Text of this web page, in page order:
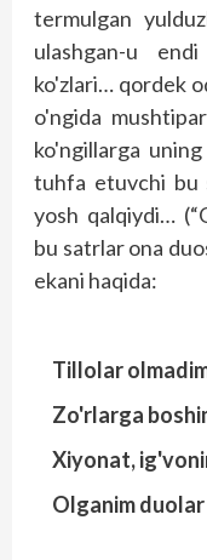
termulgan
ulashgan-u
ko'zlari… qordek
o'ngida
ko'ngillarga
tuhfa etuvchi bu
yosh qalqiydi…
bu satrlar ona
ekani haqida:
Tillolar
Zo'rlarga
Xiyonat,
Olganim